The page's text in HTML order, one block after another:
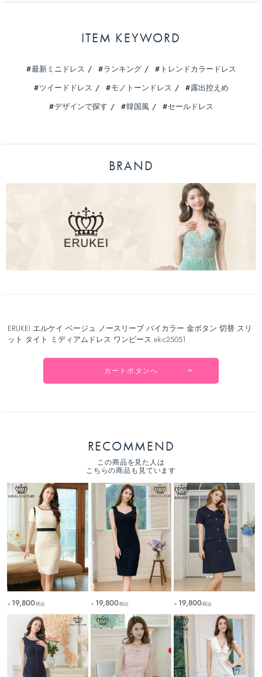
ITEM KEYWORD
最新ミニドレス ランキング
トレンドカラードレス
ツイードドレス
モノトーンドレス
露出控えめ
デザインで探す
韓国風 セールドレス
BRAND
ERUKEI エルケイ ベージュ ノースリーブ バイカラー 金ボタン 切替 スリ
ット タイト ミディアムドレス ワンピース ek-c25051
カートボタンへ
RECOMMEND
この商品を見た人は
こちらの商品も見ています
￥ 19,800税込 ￥ 19,800税込 ￥ 19,800税込